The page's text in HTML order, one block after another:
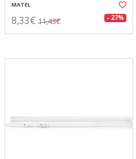
MATEL
8,33€ 11,43€ - 27%